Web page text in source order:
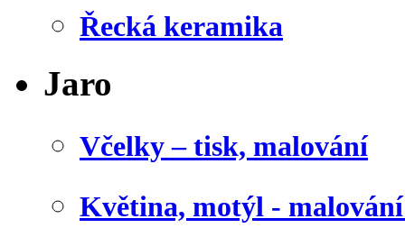
Řecká keramika
Jaro
Včelky – tisk, malování
Květina, motýl -